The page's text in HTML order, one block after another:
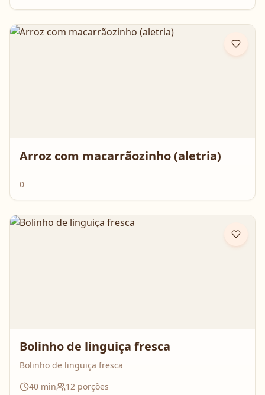
Arroz com macarrãozinho (aletria)
0
Bolinho de linguiça fresca
Bolinho de linguiça fresca
40 min 12 porções